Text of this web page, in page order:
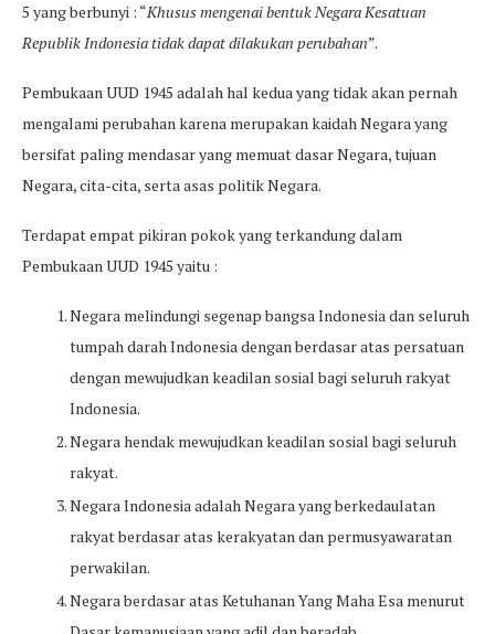
5 yang berbunyi : “Khusus mengenai bentuk Negara Kesatuan
Republik Indonesia tidak dapat dilakukan perubahan”.
Pembukaan UUD 1945 adalah hal kedua yang tidak akan pernah
mengalami perubahan karena merupakan kaidah Negara yang
bersifat paling mendasar yang memuat dasar Negara, tujuan
Negara, cita-cita, serta asas politik Negara.
Terdapat empat pikiran pokok yang terkandung dalam
Pembukaan UUD 1945 yaitu :
Negara melindungi segenap bangsa Indonesia dan seluruh
tumpah darah Indonesia dengan berdasar atas persatuan
dengan mewujudkan keadilan sosial bagi seluruh rakyat
Indonesia.
Negara hendak mewujudkan keadilan sosial bagi seluruh
rakyat.
Negara Indonesia adalah Negara yang berkedaulatan
rakyat berdasar atas kerakyatan dan permusyawaratan
perwakilan.
Negara berdasar atas Ketuhanan Yang Maha Esa menurut